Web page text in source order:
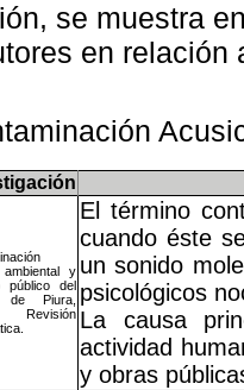
se muestra
en
ambiental y
público del
de Piura,
Revisión
El término
cuando éste
un sonido
psicológicos
La causa
actividad
y obras